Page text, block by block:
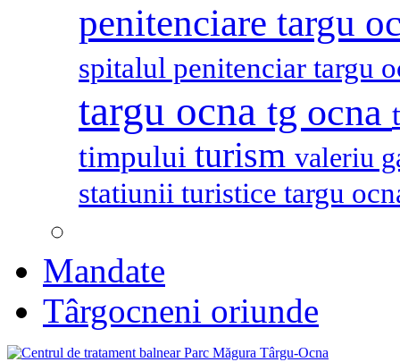
penitenciare targu
spitalul penitenciar targu
targu ocna tg ocna
timpului turism valeriu
statiunii turistice targu
Mandate
Târgocneni oriunde